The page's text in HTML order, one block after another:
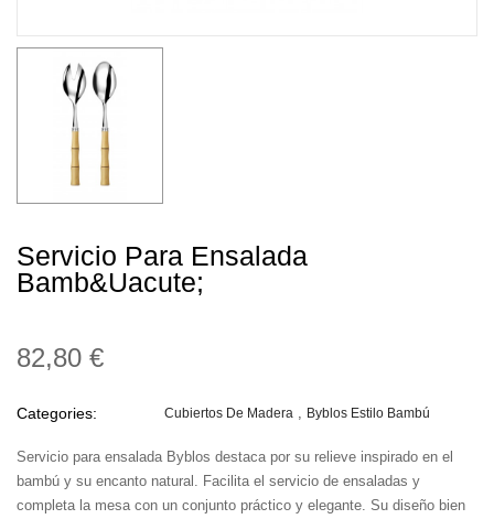
Servicio Para Ensalada
Bamb&uacute;
82,80 €
Categories: Cubiertos De Madera Byblos Estilo Bambú
Servicio para ensalada Byblos destaca por su relieve inspirado en el
bambú y su encanto natural. Facilita el servicio de ensaladas y
completa la mesa con un conjunto práctico y elegante. Su diseño bien